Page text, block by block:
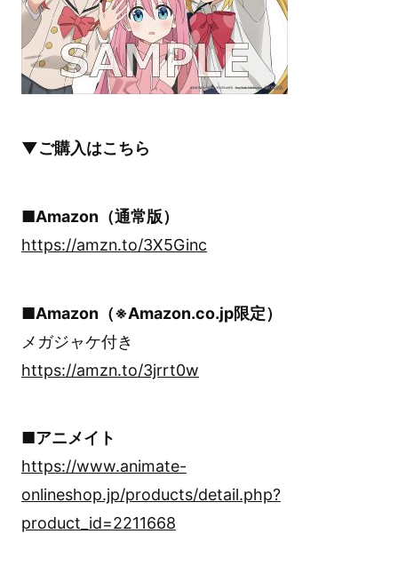
▼ご購入はこちら
■Amazon（通常版）
https://amzn.to/3X5Ginc
■Amazon（※Amazon.co.jp限定）
メガジャケ付き
https://amzn.to/3jrrt0w
■アニメイト
https://www.animate-
onlineshop.jp/products/detail.php?
product_id=2211668